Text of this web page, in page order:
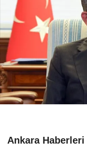
Ankara Haberleri